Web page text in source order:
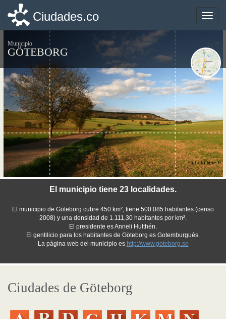
Toggle
Ciudades.co
Municipio
GÖTEBORG
El municipio tiene 23 localidades.
El municipio de Göteborg cubre 450 km², tiene 500.085 habitantes (censo
2008) y una densidad de 1.111,30 habitantes por km².
El presidente es Anneli Hulthén.
El gentilicio para los habitantes de Göteborg es Gotemburgués.
La página web del municipio es http://www.goteborg.se
©photo-libre.fr
Ciudades de Göteborg
Toggle
Ciudades.co